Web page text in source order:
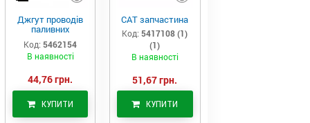
Джгут проводів
паливних
форсунок CAT
C7/C9 (546-2154)
Код: 5462154
В наявності
44,76 грн.
КУПИТИ
САТ запчастина
Код: 5417108 (1)
(1)
В наявності
51,67 грн.
КУПИТИ